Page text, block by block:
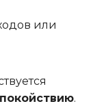
или
.